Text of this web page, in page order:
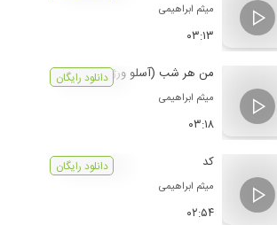
میثم ابراهیمی
۰۳:۱۳
من هر شب (آسلو ورژن)
میثم ابراهیمی
۰۳:۱۸
دانلود رایگان
کد
میثم ابراهیمی
۰۲:۵۴
دانلود رایگان